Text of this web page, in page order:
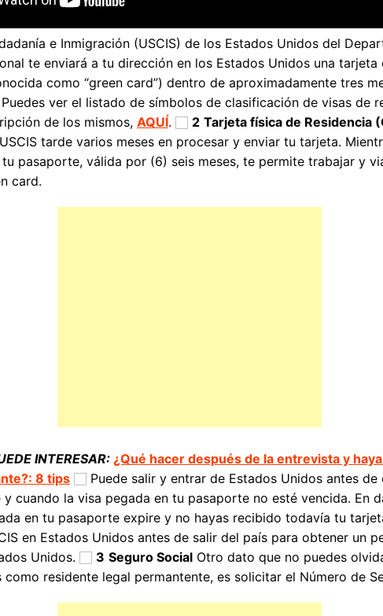
e Inmigración (USCIS) de los Estados Unidos del
te enviará a tu dirección en los Estados Unidos una tarjeta
como “green card”) dentro de aproximadamente tres
ver el listado de símbolos de clasificación de visas de
de los mismos, AQUÍ. 2 Tarjeta física de Residencia
tarde varios meses en procesar y enviar tu tarjeta.
pasaporte, válida por (6) seis meses, te permite trabajar y
card.
INTERESAR: ¿Qué hacer después de la entrevista y
8 tips
Puede salir y entrar de Estados Unidos antes de
y cuando la visa pegada en tu pasaporte no esté vencida. En
en tu pasaporte expire y no hayas recibido todavía tu
en Estados Unidos antes de salir del país para obtener un
Unidos.
3 Seguro Social Otro dato que no puedes
como residente legal permantente, es solicitar el Número de